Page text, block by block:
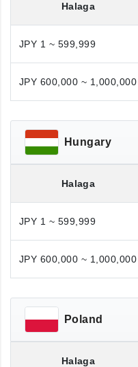
Halaga
JPY 1 ~ 599,999
JPY 600,000 ~ 1,000,000
Hungary
Halaga
JPY 1 ~ 599,999
JPY 600,000 ~ 1,000,000
Poland
Halaga